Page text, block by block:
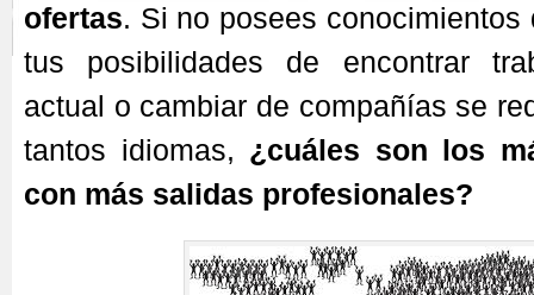
ofertas. Si no posees conocimientos
tus posibilidades de encontrar
actual o cambiar de compañías se
tantos idiomas, ¿cuáles son los
con más salidas profesionales?